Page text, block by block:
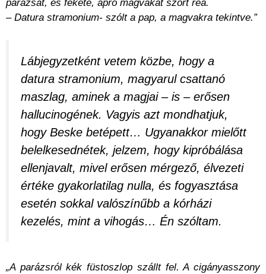
parazsat, és fekete, apró magvakat szórt reá.
– Datura stramonium- szólt a pap, a magvakra tekintve.”
Lábjegyzetként vetem közbe, hogy a
datura stramonium, magyarul csattanó
maszlag, aminek a magjai – is – erősen
hallucinogének. Vagyis azt mondhatjuk,
hogy Beske betépett… Ugyanakkor mielőtt
belelkesednétek, jelzem, hogy kipróbálása
ellenjavalt, mivel erősen mérgező, élvezeti
értéke gyakorlatilag nulla, és fogyasztása
esetén sokkal valószínűbb a kórházi
kezelés, mint a vihogás… Én szóltam.
„A parázsról kék füstoszlop szállt fel. A cigányasszony